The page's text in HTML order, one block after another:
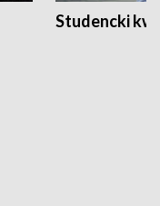
Studencki